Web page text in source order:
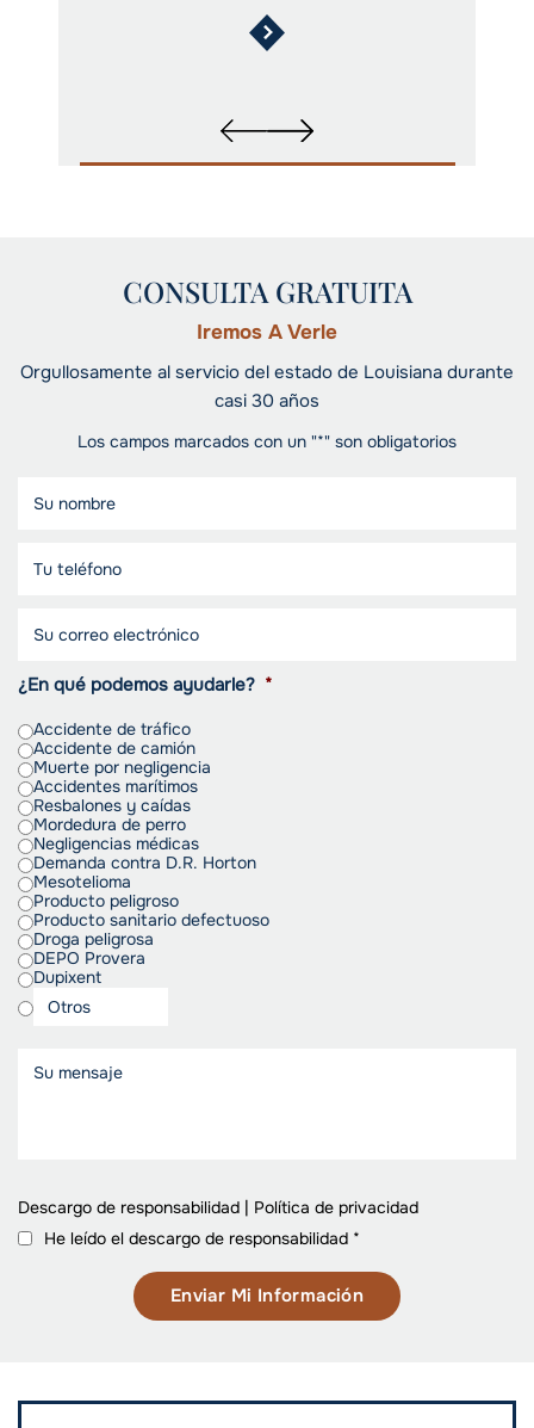
CONSULTA GRATUITA
Iremos A Verle
Orgullosamente al servicio del estado de Louisiana durante
casi 30 años
Los campos marcados con un "*" son obligatorios
¿En qué podemos ayudarle? *
Accidente de tráfico
Accidente de camión
Muerte por negligencia
Accidentes marítimos
Resbalones y caídas
Mordedura de perro
Negligencias médicas
Demanda contra D.R. Horton
Mesotelioma
Producto peligroso
Producto sanitario defectuoso
Droga peligrosa
DEPO Provera
Dupixent
Descargo de responsabilidad | Política de privacidad
He leído el descargo de responsabilidad *